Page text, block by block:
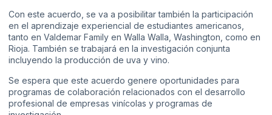
Con este acuerdo, se va a posibilitar también la participación
en el aprendizaje experiencial de estudiantes americanos,
tanto en Valdemar Family en Walla Walla, Washington, como en
Rioja. También se trabajará en la investigación conjunta
incluyendo la producción de uva y vino.
Se espera que este acuerdo genere oportunidades para
programas de colaboración relacionados con el desarrollo
profesional de empresas vinícolas y programas de